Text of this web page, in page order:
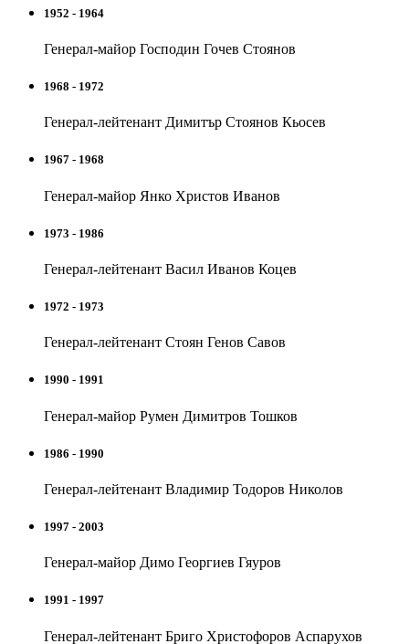
1952 - 1964
Генерал-майор Господин Гочев Стоянов
1968 - 1972
Генерал-лейтенант Димитър Стоянов Кьосев
1967 - 1968
Генерал-майор Янко Христов Иванов
1973 - 1986
Генерал-лейтенант Васил Иванов Коцев
1972 - 1973
Генерал-лейтенант Стоян Генов Савов
1990 - 1991
Генерал-майор Румен Димитров Тошков
1986 - 1990
Генерал-лейтенант Владимир Тодоров Николов
1997 - 2003
Генерал-майор Димо Георгиев Гяуров
1991 - 1997
Генерал-лейтенант Бриго Христофоров Аспарухов